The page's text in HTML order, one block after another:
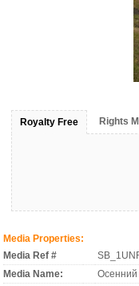
Royalty Free Rights
Media Properties:
Media Ref #
Media Name:
Осенний